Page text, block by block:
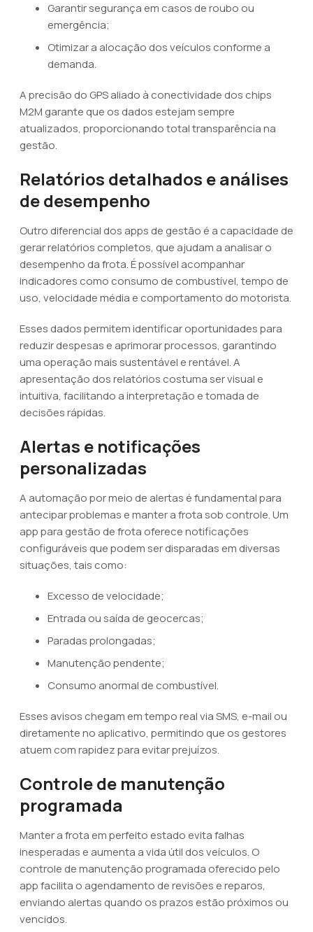
Garantir segurança em casos de roubo ou
emergência;
Otimizar a alocação dos veículos conforme a
demanda.
A precisão do GPS aliado à conectividade dos chips
M2M garante que os dados estejam sempre
atualizados, proporcionando total transparência na
gestão.
Relatórios detalhados e análises
de desempenho
Outro diferencial dos apps de gestão é a capacidade de
gerar relatórios completos, que ajudam a analisar o
desempenho da frota. É possível acompanhar
indicadores como consumo de combustível, tempo de
uso, velocidade média e comportamento do motorista.
Esses dados permitem identificar oportunidades para
reduzir despesas e aprimorar processos, garantindo
uma operação mais sustentável e rentável. A
apresentação dos relatórios costuma ser visual e
intuitiva, facilitando a interpretação e tomada de
decisões rápidas.
Alertas e notificações
personalizadas
A automação por meio de alertas é fundamental para
antecipar problemas e manter a frota sob controle. Um
app para gestão de frota oferece notificações
configuráveis que podem ser disparadas em diversas
situações, tais como:
Excesso de velocidade;
Entrada ou saída de geocercas;
Paradas prolongadas;
Manutenção pendente;
Consumo anormal de combustível.
Esses avisos chegam em tempo real via SMS, e-mail ou
diretamente no aplicativo, permitindo que os gestores
atuem com rapidez para evitar prejuízos.
Controle de manutenção
programada
Manter a frota em perfeito estado evita falhas
inesperadas e aumenta a vida útil dos veículos. O
controle de manutenção programada oferecido pelo
app facilita o agendamento de revisões e reparos,
enviando alertas quando os prazos estão próximos ou
vencidos.